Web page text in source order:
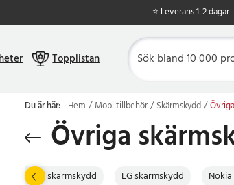
⭐ Leverans 1-2 dagar
Topplistan
Du är här: Hem Mobiltillbehör Skärmskydd
Övriga
Huawei skärmskydd LG skärmskydd